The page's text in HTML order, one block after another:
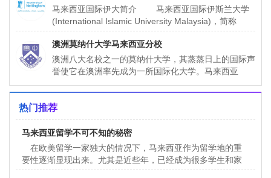
马来西亚国际伊大简介 马来西亚国际伊斯兰大学
(International Islamic University Malaysia)，简称
IIUM，由马来西亚
澳洲莫纳什大学马来西亚分校
澳洲八大名校之一的莫纳什大学，其蒸蒸日上的国际声
誉使它在澳洲率先成为一所国际化大学。马来西亚
MONASH大学是澳洲莫纳什（才）大学的第七所分
校。在澳洲维多利亚州
热门推荐
马来西亚留学不可不知的秘密
在欧美留学一家独大的情况下，马来西亚作为留学地的重
要性逐渐显现出来。尤其是近些年，已经成为很多学生和家
长的新选择。那么选择马来西亚究竟有哪些不可不知的秘密